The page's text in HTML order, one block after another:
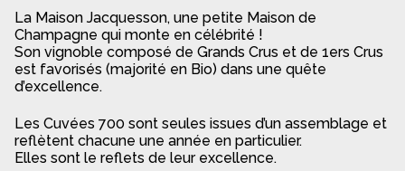
La Maison Jacquesson, une petite Maison de
Champagne qui monte en célébrité !
Son vignoble composé de Grands Crus et de 1ers Crus
est favorisés (majorité en Bio) dans une quête
d’excellence.
Les Cuvées 700 sont seules issues d’un assemblage et
reflètent chacune une année en particulier.
Elles sont le reflets de leur excellence.